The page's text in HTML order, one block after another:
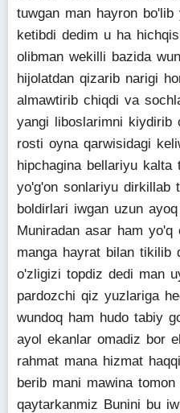
tuwgan man hayron
ketibdi dedim u ha
olibman wekilli bazida
hijolatdan qizarib narigi
almawtirib chiqdi va
yangi liboslarimni kiydirib
rosti oyna qarwisidagi
hipchagina bellariyu
yo'g'on sonlariyu dirkillab
boldirlari iwgan uzun
Muniradan asar ham
manga hayrat bilan tikilib
o'zligizi topdiz dedi man
pardozchi qiz yuzlariga
wundoq ham hudo tabiy
ayol ekanlar omadiz bor
rahmat mana hizmat
berib mani mawina
qaytarkanmiz Bunini bu